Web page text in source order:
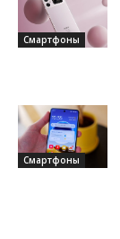
Смартфоны
Смартфоны